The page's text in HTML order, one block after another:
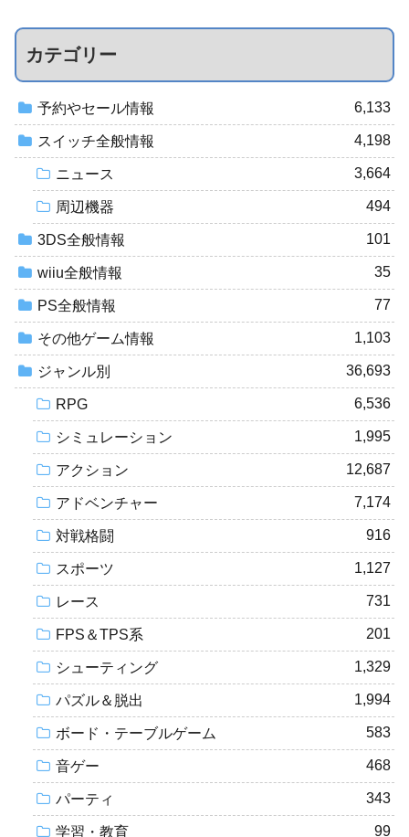
カテゴリー
予約やセール情報 6,133
スイッチ全般情報 4,198
ニュース 3,664
周辺機器 494
3DS全般情報 101
wiiu全般情報 35
PS全般情報 77
その他ゲーム情報 1,103
ジャンル別 36,693
RPG 6,536
シミュレーション 1,995
アクション 12,687
アドベンチャー 7,174
対戦格闘 916
スポーツ 1,127
レース 731
FPS＆TPS系 201
シューティング 1,329
パズル＆脱出 1,994
ボード・テーブルゲーム 583
音ゲー 468
パーティ 343
学習・教育 99